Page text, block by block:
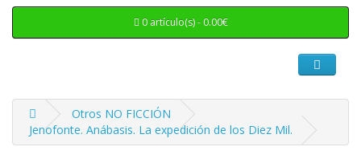
0 artículo(s) - 0.00€
Otros NO FICCIÓN
Jenofonte. Anábasis. La expedición de los Diez Mil.